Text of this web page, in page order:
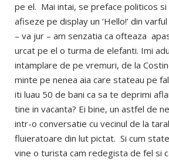
pe el. Mai intai, se preface politicos si
afiseze pe display un ‘Hello!’ din
– va jur – am senzatia ca ofteaza
urcat pe el o turma de elefanti. Imi
intamplare de pe vremuri, de la
minte pe nenea aia care stateau pe
iti luau 50 de bani ca sa te deprimi
tine in vacanta? Ei bine, un astfel de
intr-o conversatie cu vecinul de la
fluieratoare din lut pictat. Si cum
vine o turista cam redegista de fel si